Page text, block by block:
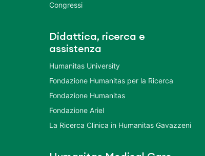
Congressi
Didattica, ricerca e
assistenza
Humanitas University
Fondazione Humanitas per la Ricerca
Fondazione Humanitas
Fondazione Ariel
La Ricerca Clinica in Humanitas Gavazzeni